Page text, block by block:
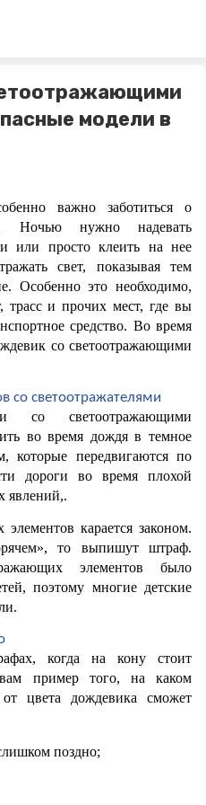
модели в
важно заботиться о
Ночью нужно надевать
или просто клеить на нее
свет, показывая тем
Особенно это необходимо,
трасс и прочих мест, где вы
средство. Во время
со светоотражающими
со светоотражателями
со светоотражающими
во время дождя в темное
которые передвигаются по
дороги во время плохой
явлений,.
элементов карается законом.
то выпишут штраф.
элементов было
поэтому многие детские
когда на кону стоит
пример того, на каком
цвета дождевика сможет
поздно;